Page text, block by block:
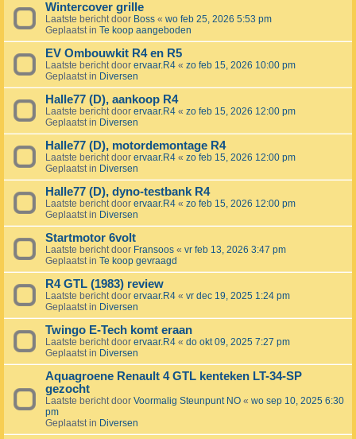
Wintercover grille
Laatste bericht door Boss « wo feb 25, 2026 5:53 pm
Geplaatst in Te koop aangeboden
EV Ombouwkit R4 en R5
Laatste bericht door ervaar.R4 « zo feb 15, 2026 10:00 pm
Geplaatst in Diversen
Halle77 (D), aankoop R4
Laatste bericht door ervaar.R4 « zo feb 15, 2026 12:00 pm
Geplaatst in Diversen
Halle77 (D), motordemontage R4
Laatste bericht door ervaar.R4 « zo feb 15, 2026 12:00 pm
Geplaatst in Diversen
Halle77 (D), dyno-testbank R4
Laatste bericht door ervaar.R4 « zo feb 15, 2026 12:00 pm
Geplaatst in Diversen
Startmotor 6volt
Laatste bericht door Fransoos « vr feb 13, 2026 3:47 pm
Geplaatst in Te koop gevraagd
R4 GTL (1983) review
Laatste bericht door ervaar.R4 « vr dec 19, 2025 1:24 pm
Geplaatst in Diversen
Twingo E-Tech komt eraan
Laatste bericht door ervaar.R4 « do okt 09, 2025 7:27 pm
Geplaatst in Diversen
Aquagroene Renault 4 GTL kenteken LT-34-SP
gezocht
Laatste bericht door Voormalig Steunpunt NO « wo sep 10, 2025 6:30
pm
Geplaatst in Diversen